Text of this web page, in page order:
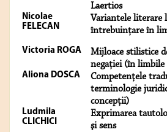
Laertios
Nicolae
FELECAN
Variantele literare
întrebuinţare în
Victoria ROGA
Mijloace stilistice
negaţiei (în limbile
Aliona DOSCA
Competenţele
terminologie
concepţii)
Ludmila
CLICHICI
Exprimarea
şi sens